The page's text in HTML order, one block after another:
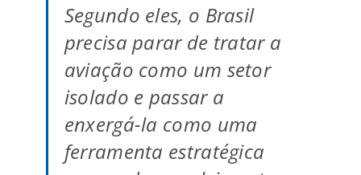
Segundo eles, o Brasil
precisa parar de tratar a
aviação como um setor
isolado e passar a
enxergá-la como uma
ferramenta estratégica